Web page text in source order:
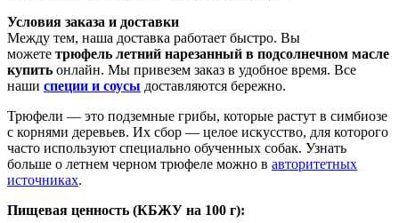
Условия заказа и доставки
Между тем, наша доставка работает быстро. Вы
можете трюфель летний нарезанный в подсолнечном масле
купить онлайн. Мы привезем заказ в удобное время. Все
наши специи и соусы доставляются бережно.
Трюфели — это подземные грибы, которые растут в симбиозе
с корнями деревьев. Их сбор — целое искусство, для которого
часто используют специально обученных собак. Узнать
больше о летнем черном трюфеле можно в авторитетных
источниках.
Пищевая ценность (КБЖУ на 100 г):